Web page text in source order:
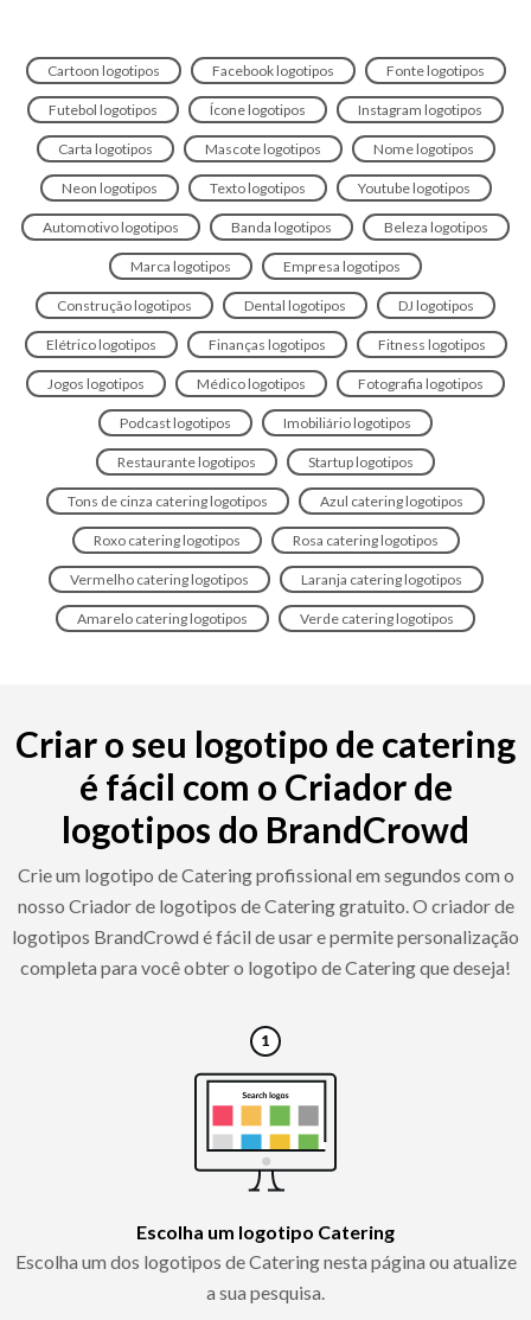
Cartoon logotipos Facebook logotipos Fonte logotipos
Futebol logotipos Ícone logotipos Instagram logotipos
Carta logotipos Mascote logotipos Nome logotipos
Neon logotipos Texto logotipos Youtube logotipos
Automotivo logotipos Banda logotipos Beleza logotipos
Marca logotipos Empresa logotipos
Construção logotipos Dental logotipos DJ logotipos
Elétrico logotipos Finanças logotipos Fitness logotipos
Jogos logotipos Médico logotipos Fotografia logotipos
Podcast logotipos Imobiliário logotipos
Restaurante logotipos Startup logotipos
Tons de cinza catering logotipos Azul catering logotipos
Roxo catering logotipos Rosa catering logotipos
Vermelho catering logotipos Laranja catering logotipos
Amarelo catering logotipos Verde catering logotipos
Criar o seu logotipo de catering
é fácil com o Criador de
logotipos do BrandCrowd
Crie um logotipo de Catering profissional em segundos com o
nosso Criador de logotipos de Catering gratuito. O criador de
logotipos BrandCrowd é fácil de usar e permite personalização
completa para você obter o logotipo de Catering que deseja!
Escolha um logotipo Catering
Escolha um dos logotipos de Catering nesta página ou atualize
a sua pesquisa.